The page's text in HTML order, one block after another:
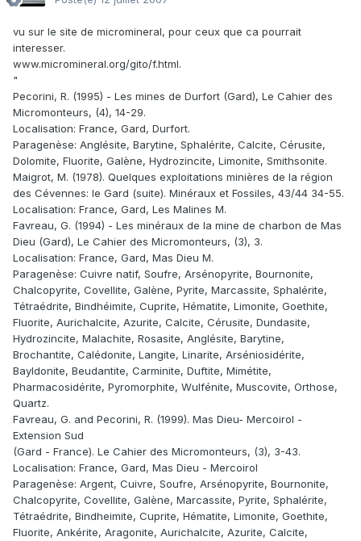
vu sur le site de micromineral, pour ceux que ca pourrait
interesser.
www.micromineral.org/gito/f.html.
"
Pecorini, R. (1995) - Les mines de Durfort (Gard), Le Cahier des
Micromonteurs, (4), 14-29.
Localisation: France, Gard, Durfort.
Paragenèse: Anglésite, Barytine, Sphalérite, Calcite, Cérusite,
Dolomite, Fluorite, Galène, Hydrozincite, Limonite, Smithsonite.
Maigrot, M. (1978). Quelques exploitations minières de la région
des Cévennes: le Gard (suite). Minéraux et Fossiles, 43/44 34-55.
Localisation: France, Gard, Les Malines M.
Favreau, G. (1994) - Les minéraux de la mine de charbon de Mas
Dieu (Gard), Le Cahier des Micromonteurs, (3), 3.
Localisation: France, Gard, Mas Dieu M.
Paragenèse: Cuivre natif, Soufre, Arsénopyrite, Bournonite,
Chalcopyrite, Covellite, Galène, Pyrite, Marcassite, Sphalérite,
Tétraédrite, Bindhéimite, Cuprite, Hématite, Limonite, Goethite,
Fluorite, Aurichalcite, Azurite, Calcite, Cérusite, Dundasite,
Hydrozincite, Malachite, Rosasite, Anglésite, Barytine,
Brochantite, Calédonite, Langite, Linarite, Arséniosidérite,
Bayldonite, Beudantite, Carminite, Duftite, Mimétite,
Pharmacosidérite, Pyromorphite, Wulfénite, Muscovite, Orthose,
Quartz.
Favreau, G. and Pecorini, R. (1999). Mas Dieu- Mercoirol -
Extension Sud
(Gard - France). Le Cahier des Micromonteurs, (3), 3-43.
Localisation: France, Gard, Mas Dieu - Mercoirol
Paragenèse: Argent, Cuivre, Soufre, Arsénopyrite, Bournonite,
Chalcopyrite, Covellite, Galène, Marcassite, Pyrite, Sphalérite,
Tétraédrite, Bindheimite, Cuprite, Hématite, Limonite, Goethite,
Fluorite, Ankérite, Aragonite, Aurichalcite, Azurite, Calcite,